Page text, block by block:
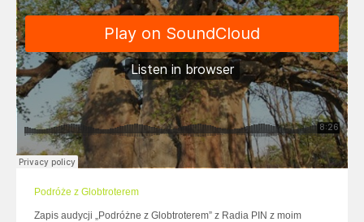
Podróże z Globtroterem
Zapis audycji „Podróżne z Globtroterem” z Radia PIN z moim